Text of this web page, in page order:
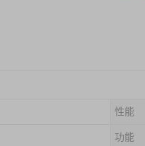
性能
功能